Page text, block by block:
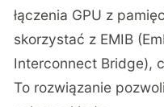
łączenia GPU z
skorzystać z EMIB
Interconnect Bridge),
To rozwiązanie